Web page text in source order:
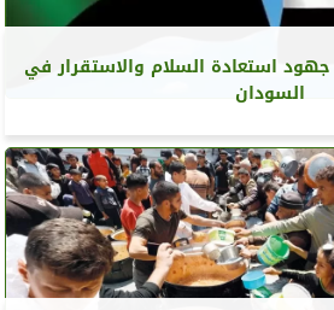
استعادة السلام والاستقرار في
السودان